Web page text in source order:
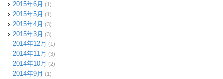
2015年6月 (1)
2015年5月 (1)
2015年4月 (3)
2015年3月 (3)
2014年12月 (1)
2014年11月 (3)
2014年10月 (2)
2014年9月 (1)